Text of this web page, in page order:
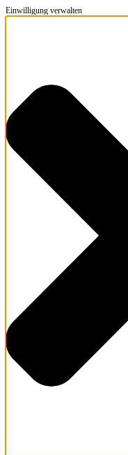
Einwilligung verwalten